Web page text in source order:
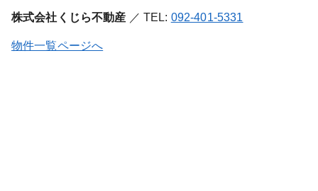
株式会社くじら不動産 ／ TEL: 092-401-5331
物件一覧ページへ